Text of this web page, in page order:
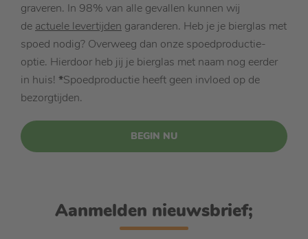
graveren. In 98% van alle gevallen kunnen wij
de actuele levertijden garanderen. Heb je je bierglas met
spoed nodig? Overweeg dan onze spoedproductie-
optie. Hierdoor heb jij je bierglas met naam nog eerder
in huis! *Spoedproductie heeft geen invloed op de
bezorgtijden.
BEGIN NU
Aanmelden nieuwsbrief;